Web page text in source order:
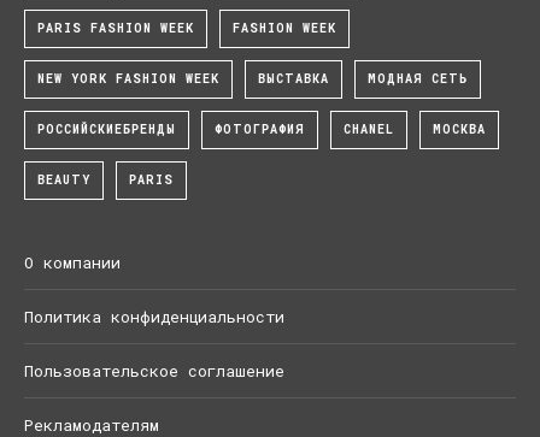
PARIS FASHION WEEK FASHION WEEK
NEW YORK FASHION WEEK ВЫСТАВКА МОДНАЯ СЕТЬ
РОССИЙСКИЕБРЕНДЫ ФОТОГРАФИЯ CHANEL МОСКВА
BEAUTY PARIS
О компании
Политика конфиденциальности
Пользовательское соглашение
Рекламодателям